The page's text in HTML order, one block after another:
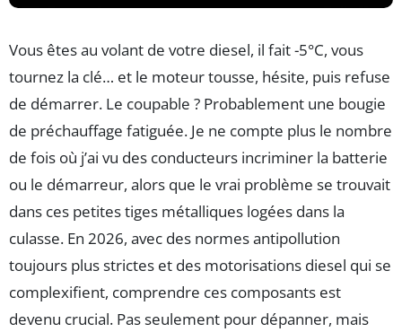
Vous êtes au volant de votre diesel, il fait -5°C, vous
tournez la clé… et le moteur tousse, hésite, puis refuse
de démarrer. Le coupable ? Probablement une bougie
de préchauffage fatiguée. Je ne compte plus le nombre
de fois où j’ai vu des conducteurs incriminer la batterie
ou le démarreur, alors que le vrai problème se trouvait
dans ces petites tiges métalliques logées dans la
culasse. En 2026, avec des normes antipollution
toujours plus strictes et des motorisations diesel qui se
complexifient, comprendre ces composants est
devenu crucial. Pas seulement pour dépanner, mais